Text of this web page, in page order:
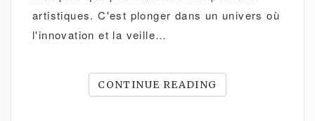
artistiques. C'est plonger dans un univers où
l'innovation et la veille…
CONTINUE READING